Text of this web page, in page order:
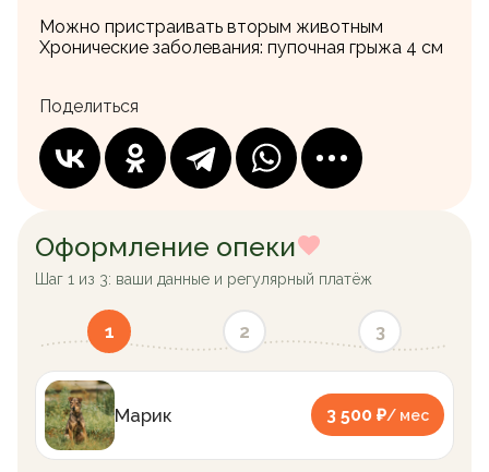
Можно пристраивать вторым животным
Хронические заболевания: пупочная грыжа 4 см
Поделиться
Оформление опеки
Шаг 1 из 3: ваши данные и регулярный платёж
1 2 3
Марик 3 500 ₽/ мес